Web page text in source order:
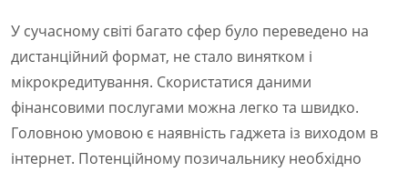
У сучасному світі багато сфер було переведено на
дистанційний формат, не стало винятком і
мікрокредитування. Скористатися даними
фінансовими послугами можна легко та швидко.
Головною умовою є наявність гаджета із виходом в
інтернет. Потенційному позичальнику необхідно